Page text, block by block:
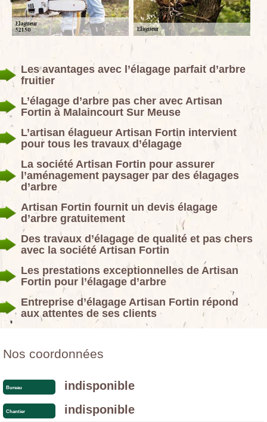
Les avantages avec l’élagage parfait d’arbre
fruitier
L’élagage d’arbre pas cher avec Artisan
Fortin à Malaincourt Sur Meuse
L’artisan élagueur Artisan Fortin intervient
pour tous les travaux d’élagage
La société Artisan Fortin pour assurer
l’aménagement paysager par des élagages
d’arbre
Artisan Fortin fournit un devis élagage
d’arbre gratuitement
Des travaux d’élagage de qualité et pas chers
avec la société Artisan Fortin
Les prestations exceptionnelles de Artisan
Fortin pour l’élagage d’arbre
Entreprise d’élagage Artisan Fortin répond
aux attentes de ses clients
Nos coordonnées
Bureau indisponible
Chantier indisponible